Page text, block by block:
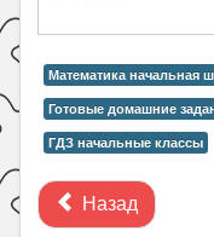
Математика начальная
Готовые домашние
ГДЗ начальные классы
Назад